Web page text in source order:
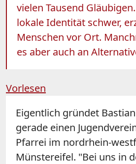
vielen Tausend
lokale Identität schwer,
Menschen vor Ort.
es aber auch an
Vorlesen
Eigentlich gründet
gerade einen
Pfarrei im nordrhein-
Münstereifel. "Bei uns in